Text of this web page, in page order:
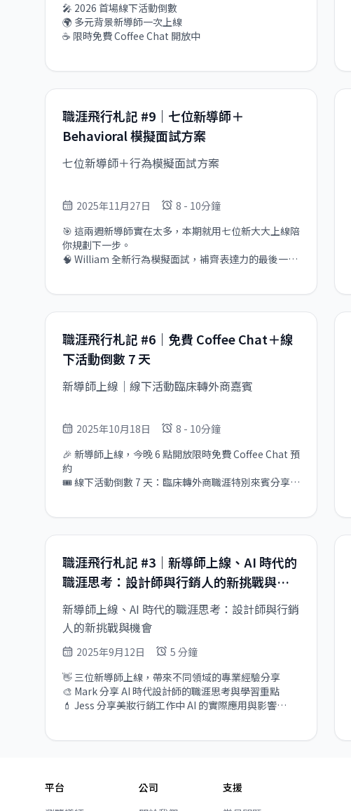
🎤 2026 首場線下活動倒數
🌍 多元背景新導師一次上線
☕ 限時免費 Coffee Chat 開放中
職涯飛行札記 #9｜七位新導師＋
Behavioral 模擬面試方案
七位新導師＋行為模擬面試方案
2025年11月27日
8 - 10分鐘
🎯 這兩週新導師實在太多，本期就用七位新大大上線陪
你規劃下一步。
🧠 William 全新行為模擬面試，補齊表達力的最後一哩
職涯飛行札記 #6｜免費 Coffee Chat＋線
下活動倒數 7 天
新導師上線｜線下活動臨床轉外商嘉賓
2025年10月18日
8 - 10分鐘
🎉 新導師上線，今晚 6 點開放限時免費 Coffee Chat 預
約
🎟 線下活動倒數 7 天：臨床轉外商職涯特別來賓分享
職涯飛行札記 #3｜新導師上線、AI 時代的
職涯思考：設計師與行銷人的新挑戰與機
會
新導師上線、AI 時代的職涯思考：設計師與行銷
人的新挑戰與機會
2025年9月12日
5 分鐘
👋 三位新導師上線，帶來不同領域的專業經驗分享
🎨 Mark 分享 AI 時代設計師的職涯思考與學習重點
💄 Jess 分享美妝行銷工作中 AI 的實際應用與影響
平台
公司
支援